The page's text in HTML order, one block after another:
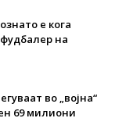
е кога
на
во „војна“
69 милиони